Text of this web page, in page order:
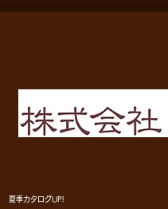
夏季カタログUP!